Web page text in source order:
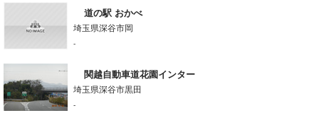
道の駅 おかべ
埼玉県深谷市岡
-
関越自動車道花園インター
埼玉県深谷市黒田
-